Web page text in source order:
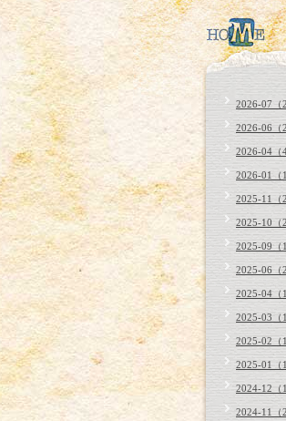
2026-07（2
2026-06（2
2026-04（4
2026-01（1
2025-11（2
2025-10（2
2025-09（1
2025-06（2
2025-04（1
2025-03（1
2025-02（1
2025-01（1
2024-12（1
2024-11（2